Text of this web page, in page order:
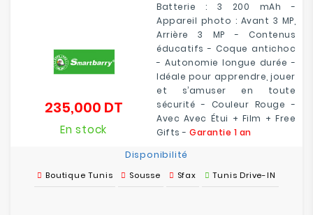
Batterie : 3 200 mAh -
Appareil photo : Avant 3 MP,
Arrière 3 MP - Contenus
éducatifs - Coque antichoc
- Autonomie longue durée -
Idéale pour apprendre, jouer
et s’amuser en toute
sécurité - Couleur Rouge -
Avec Avec Étui + Film + Free
Gifts - Garantie 1 an
235,000 DTPrix
En stock
Disponibilité
Boutique Tunis Sousse Sfax Tunis Drive-IN